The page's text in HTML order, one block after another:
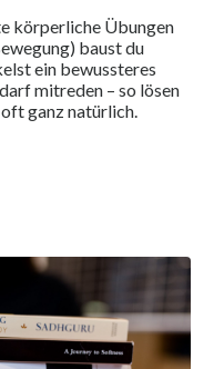
körperliche Übungen
baust du
ein bewussteres
mitreden – so lösen
ganz natürlich.